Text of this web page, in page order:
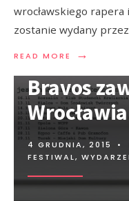
wrocławskiego
zostanie wydany
READ MORE →
Bravos
4 GRUDNIA, 2015 •
FESTIWAL,